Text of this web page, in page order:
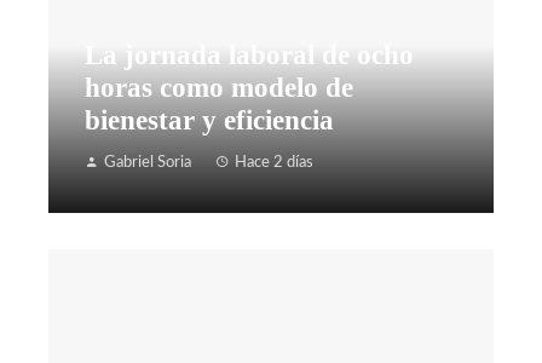
La jornada laboral de ocho
horas como modelo de
bienestar y eficiencia
Gabriel Soria Hace 2 días